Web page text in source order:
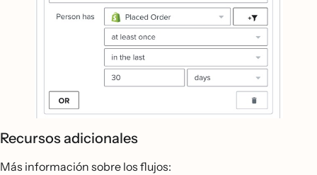
Recursos adicionales
Más información sobre los flujos: